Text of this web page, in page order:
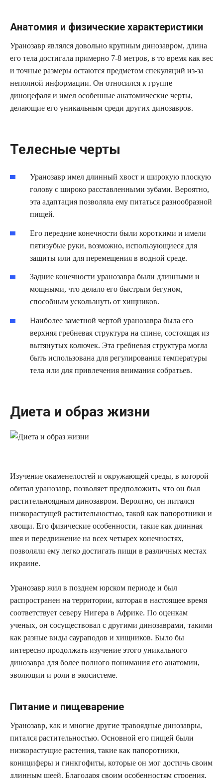
Анатомия и физические характеристики
Уранозавр являлся довольно крупным динозавром, длина
его тела достигала примерно 7-8 метров, в то время как вес
и точные размеры остаются предметом спекуляций из-за
неполной информации. Он относился к группе
диноцефаля и имел особенные анатомические черты,
делающие его уникальным среди других динозавров.
Телесные черты
Уранозавр имел длинный хвост и широкую плоскую
голову с широко расставленными зубами. Вероятно,
эта адаптация позволяла ему питаться разнообразной
пищей.
Его передние конечности были короткими и имели
пятизубые руки, возможно, использующиеся для
защиты или для перемещения в водной среде.
Задние конечности уранозавра были длинными и
мощными, что делало его быстрым бегуном,
способным ускользнуть от хищников.
Наиболее заметной чертой уранозавра была его
верхняя гребневая структура на спине, состоящая из
вытянутых колючек. Эта гребневая структура могла
быть использована для регулирования температуры
тела или для привлечения внимания собратьев.
Диета и образ жизни
Изучение окаменелостей и окружающей среды, в которой
обитал уранозавр, позволяет предположить, что он был
растительноядным динозавром. Вероятно, он питался
низкорастущей растительностью, такой как папоротники и
хвощи. Его физические особенности, такие как длинная
шея и передвижение на всех четырех конечностях,
позволяли ему легко достигать пищи в различных местах
икраине.
Уранозавр жил в позднем юрском периоде и был
распространен на территории, которая в настоящее время
соответствует северу Нигера в Африке. По оценкам
ученых, он сосуществовал с другими динозаврами, такими
как разные виды саураподов и хищников. Было бы
интересно продолжать изучение этого уникального
динозавра для более полного понимания его анатомии,
эволюции и роли в экосистеме.
Питание и пищеварение
Уранозавр, как и многие другие травоядные динозавры,
питался растительностью. Основной его пищей были
низкорастущие растения, такие как папоротники,
конициферы и гинкгофиты, которые он мог достичь своим
длинным шеей. Благодаря своим особенностям строения,